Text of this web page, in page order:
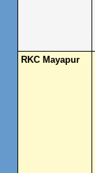
RKC Mayapur